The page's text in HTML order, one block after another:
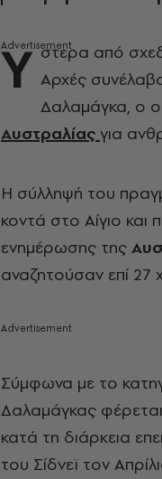
Ύ στερα από
Αρχές
Δαλαμάγκα, ο
Αυστραλίας για
Η σύλληψή του
κοντά στο Αίγιο
ενημέρωσης της
αναζητούσαν επί 27
Σύμφωνα με το
Δαλαμάγκας
κατά τη διάρκεια
του Σίδνεϊ τον